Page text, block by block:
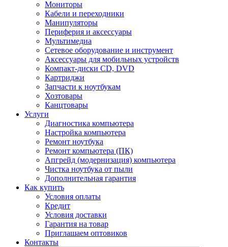
Мониторы
Кабели и переходники
Манипуляторы
Периферия и аксессуары
Мультимедиа
Сетевое оборудование и инструмент
Аксессуары для мобильных устройств
Компакт-диски CD, DVD
Картриджи
Запчасти к ноутбукам
Хозтовары
Канцтовары
Услуги
Диагностика компьютера
Настройка компьютера
Ремонт ноутбука
Ремонт компьютера (ПК)
Апгрейд (модернизация) компьютера
Чистка ноутбука от пыли
Дополнительная гарантия
Как купить
Условия оплаты
Кредит
Условия доставки
Гарантия на товар
Приглашаем оптовиков
Контакты